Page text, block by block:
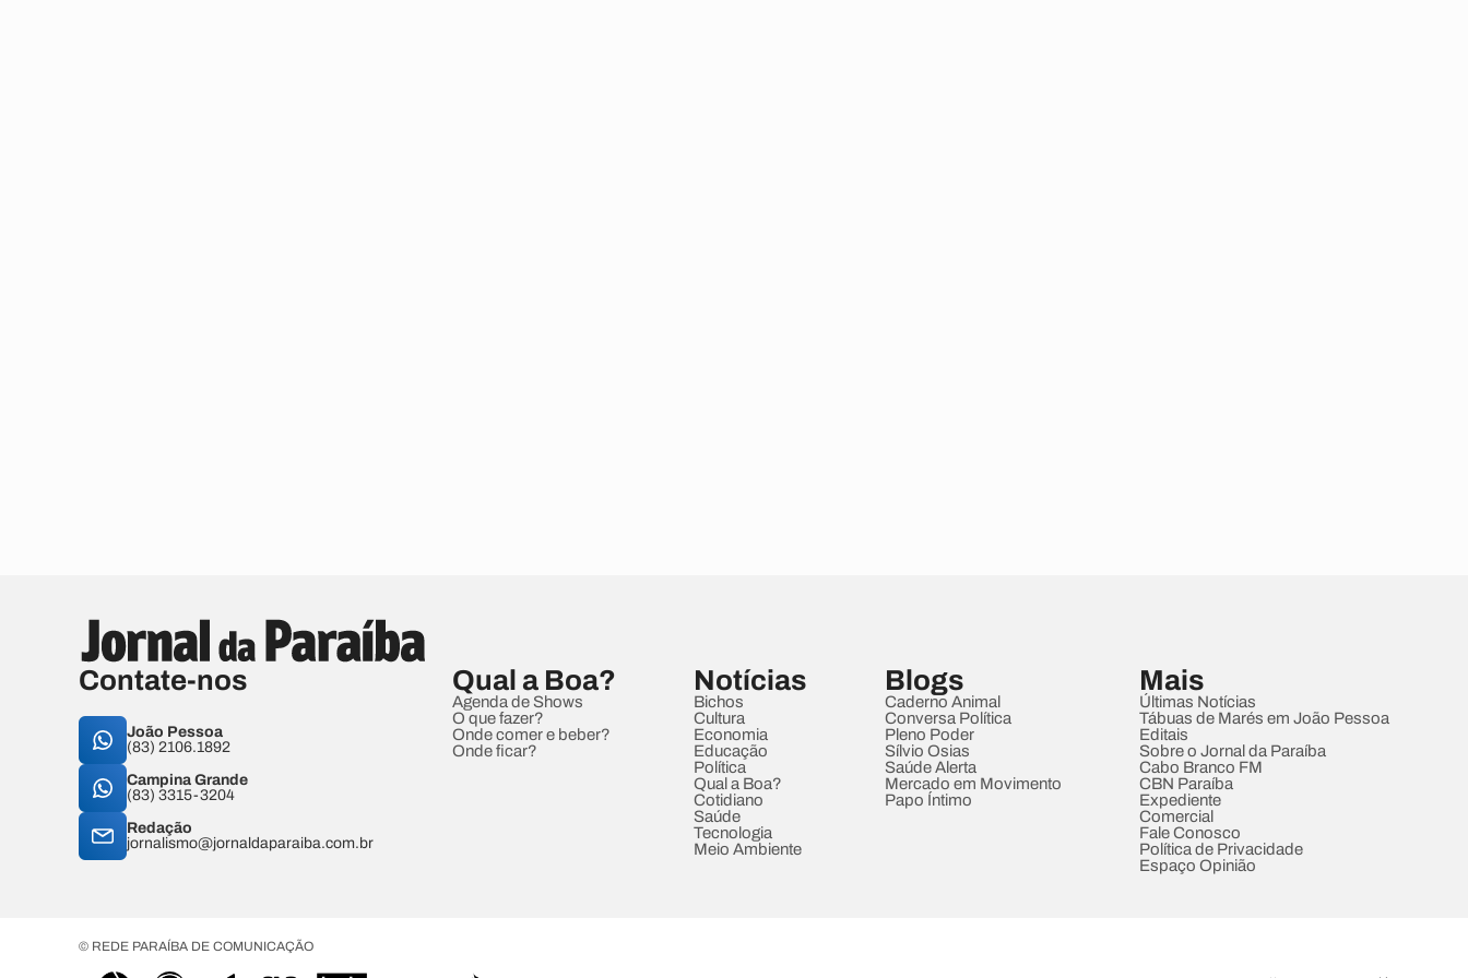
Contate-nos
João Pessoa
(83) 2106.1892
Campina Grande
(83) 3315-3204
Redação
jornalismo@jornaldaparaiba.com.br
Qual a Boa?
Agenda de Shows
O que fazer?
Onde comer e beber?
Onde ficar?
Notícias
Bichos
Cultura
Economia
Educação
Política
Qual a Boa?
Cotidiano
Saúde
Tecnologia
Meio Ambiente
Blogs
Caderno Animal
Conversa Política
Pleno Poder
Sílvio Osias
Saúde Alerta
Mercado em Movimento
Papo Íntimo
Mais
Últimas Notícias
Tábuas de Marés em João Pessoa
Editais
Sobre o Jornal da Paraíba
Cabo Branco FM
CBN Paraíba
Expediente
Comercial
Fale Conosco
Política de Privacidade
Espaço Opinião
© REDE PARAÍBA DE COMUNICAÇÃO